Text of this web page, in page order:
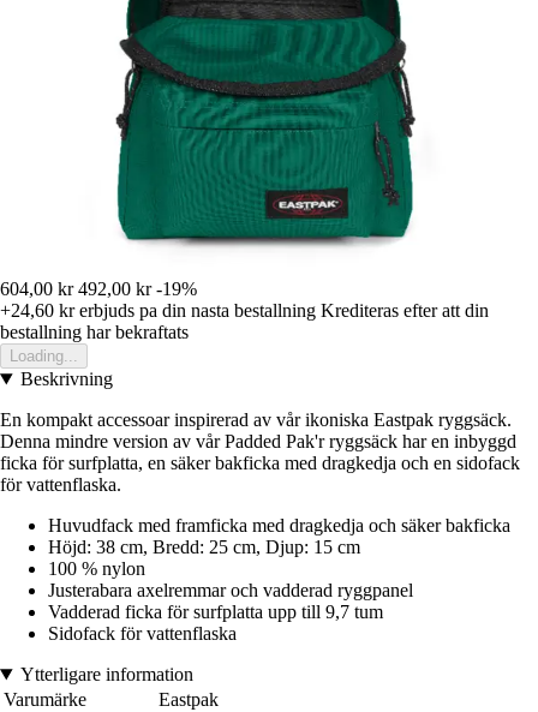
604,00 kr 492,00 kr -19%
+24,60 krerbjuds pa din nasta bestallning Krediteras efter att din
bestallning har bekraftats
Loading...
Beskrivning
En kompakt accessoar inspirerad av vår ikoniska Eastpak ryggsäck.
Denna mindre version av vår Padded Pak'r ryggsäck har en inbyggd
ficka för surfplatta, en säker bakficka med dragkedja och en sidofack
för vattenflaska.
Huvudfack med framficka med dragkedja och säker bakficka
Höjd: 38 cm, Bredd: 25 cm, Djup: 15 cm
100 % nylon
Justerabara axelremmar och vadderad ryggpanel
Vadderad ficka för surfplatta upp till 9,7 tum
Sidofack för vattenflaska
Ytterligare information
Varumärke
Eastpak